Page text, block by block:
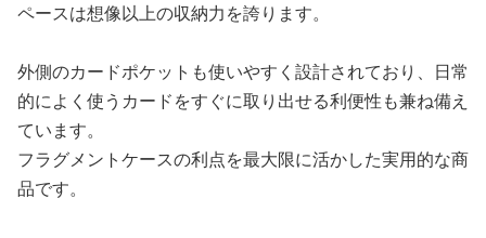
ペースは想像以上の収納力を誇ります。
外側のカードポケットも使いやすく設計されており、日常
的によく使うカードをすぐに取り出せる利便性も兼ね備え
ています。
フラグメントケースの利点を最大限に活かした実用的な商
品です。